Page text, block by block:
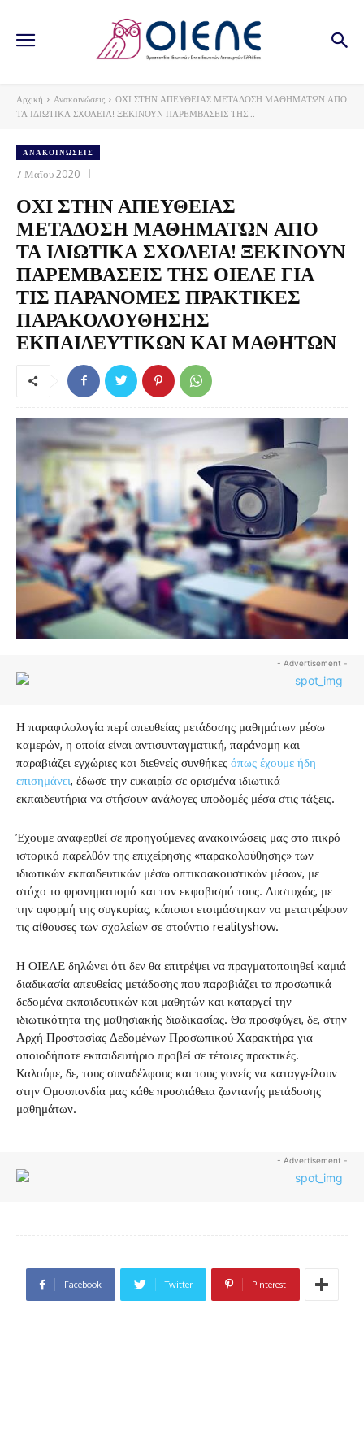
Αρχική Ανακοινώσεις
ΟΧΙ ΣΤΗΝ ΑΠΕΥΘΕΙΑΣ ΜΕΤΑΔΟΣΗ ΜΑΘΗΜΑΤΩΝ ΑΠΟ
ΤΑ ΙΔΙΩΤΙΚΑ ΣΧΟΛΕΙΑ! ΞΕΚΙΝΟΥΝ ΠΑΡΕΜΒΑΣΕΙΣ ΤΗΣ...
ΑΝΑΚΟΙΝΏΣΕΙΣ
7 Μαΐου 2020
ΟΧΙ ΣΤΗΝ ΑΠΕΥΘΕΙΑΣ
ΜΕΤΑΔΟΣΗ ΜΑΘΗΜΑΤΩΝ ΑΠΟ
ΤΑ ΙΔΙΩΤΙΚΑ ΣΧΟΛΕΙΑ! ΞΕΚΙΝΟΥΝ
ΠΑΡΕΜΒΑΣΕΙΣ ΤΗΣ ΟΙΕΛΕ ΓΙΑ
ΤΙΣ ΠΑΡΑΝΟΜΕΣ ΠΡΑΚΤΙΚΕΣ
ΠΑΡΑΚΟΛΟΥΘΗΣΗΣ
ΕΚΠΑΙΔΕΥΤΙΚΩΝ ΚΑΙ ΜΑΘΗΤΩΝ
- Advertisement -
Η παραφιλολογία περί απευθείας μετάδοσης μαθημάτων μέσω
καμερών, η οποία είναι αντισυνταγματική, παράνομη και
παραβιάζει εγχώριες και διεθνείς συνθήκες όπως έχουμε ήδη
επισημάνει, έδωσε την ευκαιρία σε ορισμένα ιδιωτικά
εκπαιδευτήρια να στήσουν ανάλογες υποδομές μέσα στις τάξεις.
Έχουμε αναφερθεί σε προηγούμενες ανακοινώσεις μας στο πικρό
ιστορικό παρελθόν της επιχείρησης «παρακολούθησης» των
ιδιωτικών εκπαιδευτικών μέσω οπτικοακουστικών μέσων, με
στόχο το φρονηματισμό και τον εκφοβισμό τους. Δυστυχώς, με
την αφορμή της συγκυρίας, κάποιοι ετοιμάστηκαν να μετατρέψουν
τις αίθουσες των σχολείων σε στούντιο realityshow.
Η ΟΙΕΛΕ δηλώνει ότι δεν θα επιτρέψει να πραγματοποιηθεί καμιά
διαδικασία απευθείας μετάδοσης που παραβιάζει τα προσωπικά
δεδομένα εκπαιδευτικών και μαθητών και καταργεί την
ιδιωτικότητα της μαθησιακής διαδικασίας. Θα προσφύγει, δε, στην
Αρχή Προστασίας Δεδομένων Προσωπικού Χαρακτήρα για
οποιοδήποτε εκπαιδευτήριο προβεί σε τέτοιες πρακτικές.
Καλούμε, δε, τους συναδέλφους και τους γονείς να καταγγείλουν
στην Ομοσπονδία μας κάθε προσπάθεια ζωντανής μετάδοσης
μαθημάτων.
- Advertisement -
Facebook Twitter Pinterest